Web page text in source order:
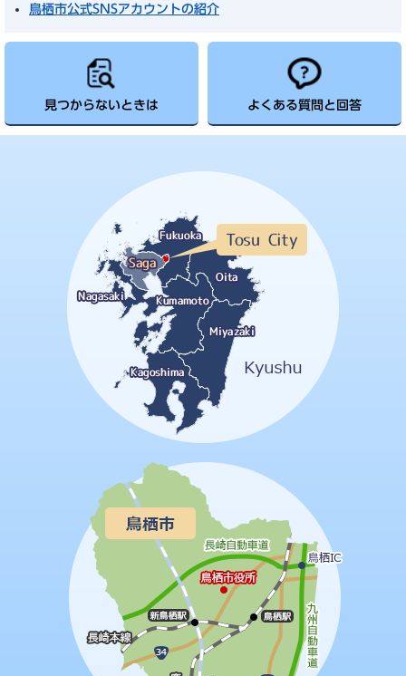
鳥栖市公式SNSアカウントの紹介
見つからないときは よくある質問と回答